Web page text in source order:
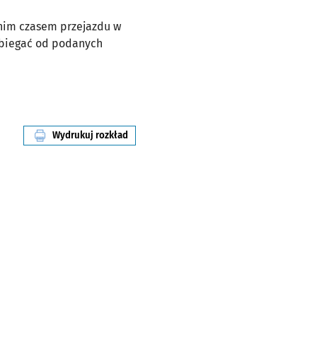
czasem przejazdu w
od podanych
Wydrukuj rozkład
linii nr T